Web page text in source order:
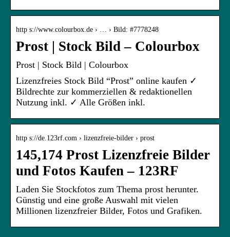
http s://www.colourbox.de › … › Bild: #7778248
Prost | Stock Bild – Colourbox
Prost | Stock Bild | Colourbox
Lizenzfreies Stock Bild “Prost” online kaufen ✓
Bildrechte zur kommerziellen & redaktionellen
Nutzung inkl. ✓ Alle Größen inkl.
http s://de.123rf.com › lizenzfreie-bilder › prost
145,174 Prost Lizenzfreie Bilder
und Fotos Kaufen – 123RF
Laden Sie Stockfotos zum Thema prost herunter.
Günstig und eine große Auswahl mit vielen
Millionen lizenzfreier Bilder, Fotos und Grafiken.